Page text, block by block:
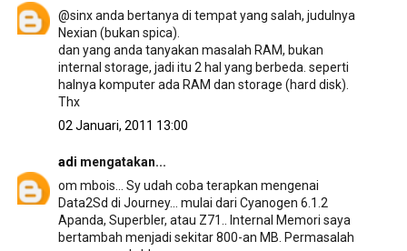
@sinx anda bertanya di tempat yang salah, judulnya
Nexian (bukan spica).
dan yang anda tanyakan masalah RAM, bukan
internal storage, jadi itu 2 hal yang berbeda. seperti
halnya komputer ada RAM dan storage (hard disk).
Thx
02 Januari, 2011 13:00
adi mengatakan...
om mbois... Sy udah coba terapkan mengenai
Data2Sd di Journey... mulai dari Cyanogen 6.1.2
Apanda, Superbler, atau Z71.. Internal Memori saya
bertambah menjadi sekitar 800-an MB. Permasalah